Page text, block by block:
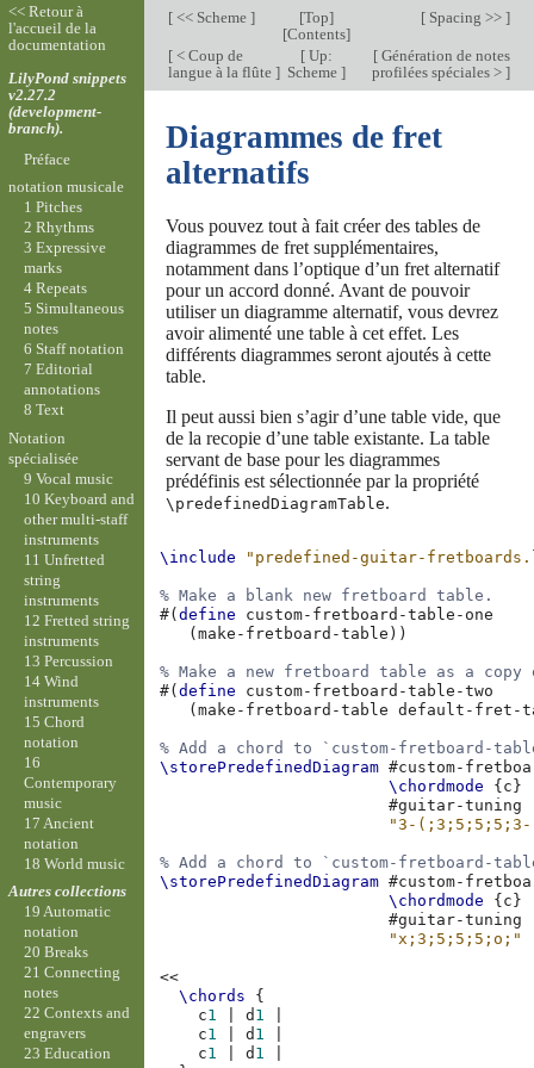
[<< Scheme ] [Top]
[Contents]
[Spacing >> ]
[< Coup de
langue à la flûte ]
[Up:
Scheme ]
[Génération de notes
profilées spéciales > ]
Diagrammes de fret
alternatifs
Vous pouvez tout à fait créer des tables de
diagrammes de fret supplémentaires,
notamment dans l’optique d’un fret alternatif
pour un accord donné. Avant de pouvoir
utiliser un diagramme alternatif, vous devrez
avoir alimenté une table à cet effet. Les
différents diagrammes seront ajoutés à cette
table.
Il peut aussi bien s’agir d’une table vide, que
de la recopie d’une table existante. La table
servant de base pour les diagrammes
prédéfinis est sélectionnée par la propriété
\predefinedDiagramTable.
\include "predefined-guitar-
% Make a blank new fretboard table.
#(define
custom-fretboard-table-one
(make-fretboard-table ))
% Make a new fretboard table as a
#(define
custom-fretboard-table-two
(make-fretboard-table default-fret-
% Add a chord to `custom-fretboard-
\storePredefinedDiagram #custom-
\chordmode
{ c }
#guitar-tuning
"3-
% Add a chord to `custom-fretboard-
\storePredefinedDiagram #custom-
\chordmode
{ c }
#guitar-tuning
"x;3;5;5;5;o;"
<<
\chords
{
c1 d 1
c1 d 1
c1 d 1
<< Retour à
l'accueil de la
documentation
LilyPond snippets
v2.27.2
(development-
branch).
Préface
notation musicale
1 Pitches
2 Rhythms
3 Expressive
marks
4 Repeats
5 Simultaneous
notes
6 Staff notation
7 Editorial
annotations
8 Text
Notation
spécialisée
9 Vocal music
10 Keyboard and
other multi-staff
instruments
11 Unfretted
string
instruments
12 Fretted string
instruments
13 Percussion
14 Wind
instruments
15 Chord
notation
16
Contemporary
music
17 Ancient
notation
18 World music
Autres collections
19 Automatic
notation
20 Breaks
21 Connecting
notes
22 Contexts and
engravers
23 Education